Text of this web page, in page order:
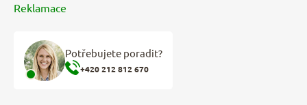
Reklamace
Potřebujete poradit?
+420 212 812 670